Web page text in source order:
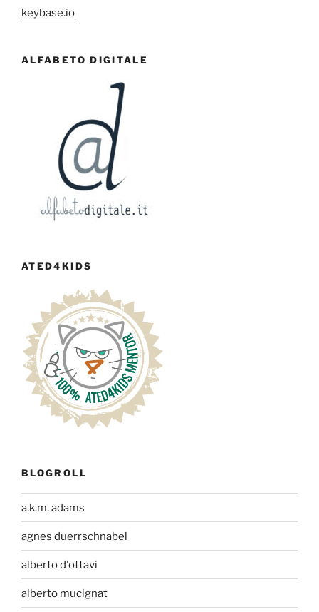
keybase.io
ALFABETO DIGITALE
ATED4KIDS
BLOGROLL
a.k.m. adams
agnes duerrschnabel
alberto d'ottavi
alberto mucignat